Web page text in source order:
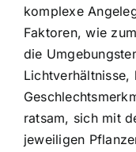
komplexe
Faktoren, wie
die
ratsam, sich mit
jeweiligen